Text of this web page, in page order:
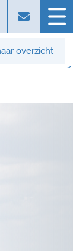
overzicht